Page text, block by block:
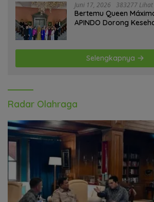
Juni 17, 2026 383277 Lihat
Bertemu Queen
APINDO Dorong
Selengkapnya
Radar Olahraga